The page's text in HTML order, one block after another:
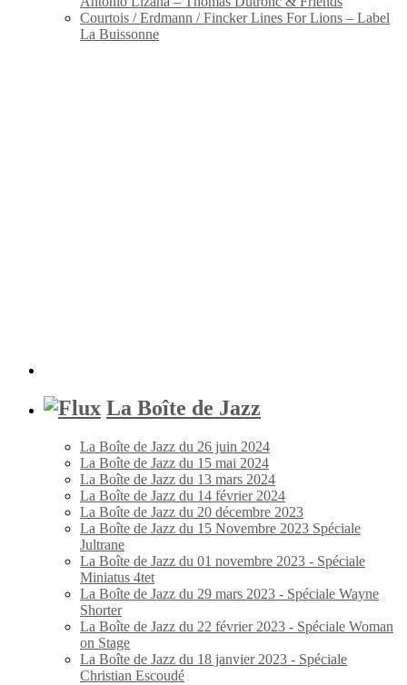
Courtois / Erdmann / Fincker Lines For Lions – Label
La Buissonne
La Boîte de Jazz
La Boîte de Jazz du 26 juin 2024
La Boîte de Jazz du 15 mai 2024
La Boîte de Jazz du 13 mars 2024
La Boîte de Jazz du 14 février 2024
La Boîte de Jazz du 20 décembre 2023
La Boîte de Jazz du 15 Novembre 2023 Spéciale
Jultrane
La Boîte de Jazz du 01 novembre 2023 - Spéciale
Miniatus 4tet
La Boîte de Jazz du 29 mars 2023 - Spéciale Wayne
Shorter
La Boîte de Jazz du 22 février 2023 - Spéciale Woman
on Stage
La Boîte de Jazz du 18 janvier 2023 - Spéciale
Christian Escoudé